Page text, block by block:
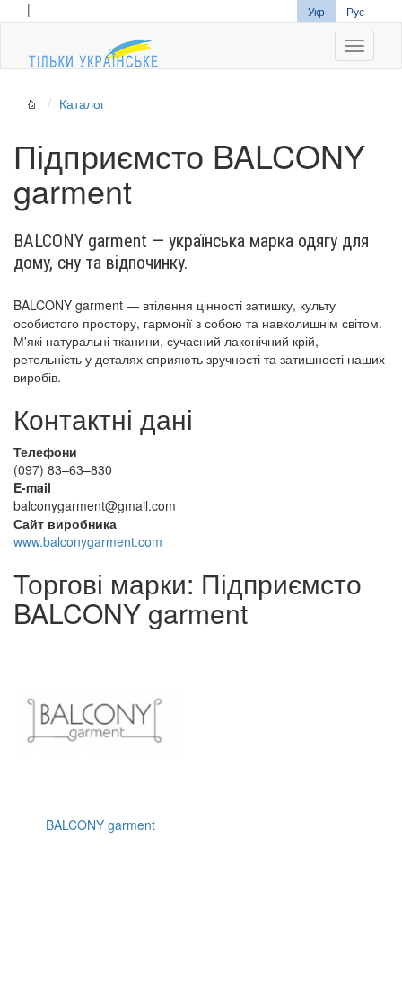
| Укр Рус
Каталог
Підприємсто BALCONY
garment
BALCONY garment — українська марка одягу для
дому, сну та відпочинку.
BALCONY garment — втілення цінності затишку, культу
особистого простору, гармонії з собою та навколишнім світом.
М'які натуральні тканини, сучасний лаконічний крій,
ретельність у деталях сприяють зручності та затишності наших
виробів.
Контактні дані
Телефони
(097) 83–63–830
E-mail
balconygarment@gmail.com
Сайт виробника
www.balconygarment.com
Торгові марки: Підприємсто
BALCONY garment
BALCONY garment